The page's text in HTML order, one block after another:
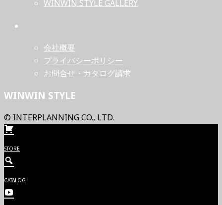
WINWIN STYLE GALLERY
会社概要
プライバシーポリシー
お問合せ・カタログ請求
WINWIN STYLE
© INTERPLANNING CO., LTD.
STORE
CATALOG